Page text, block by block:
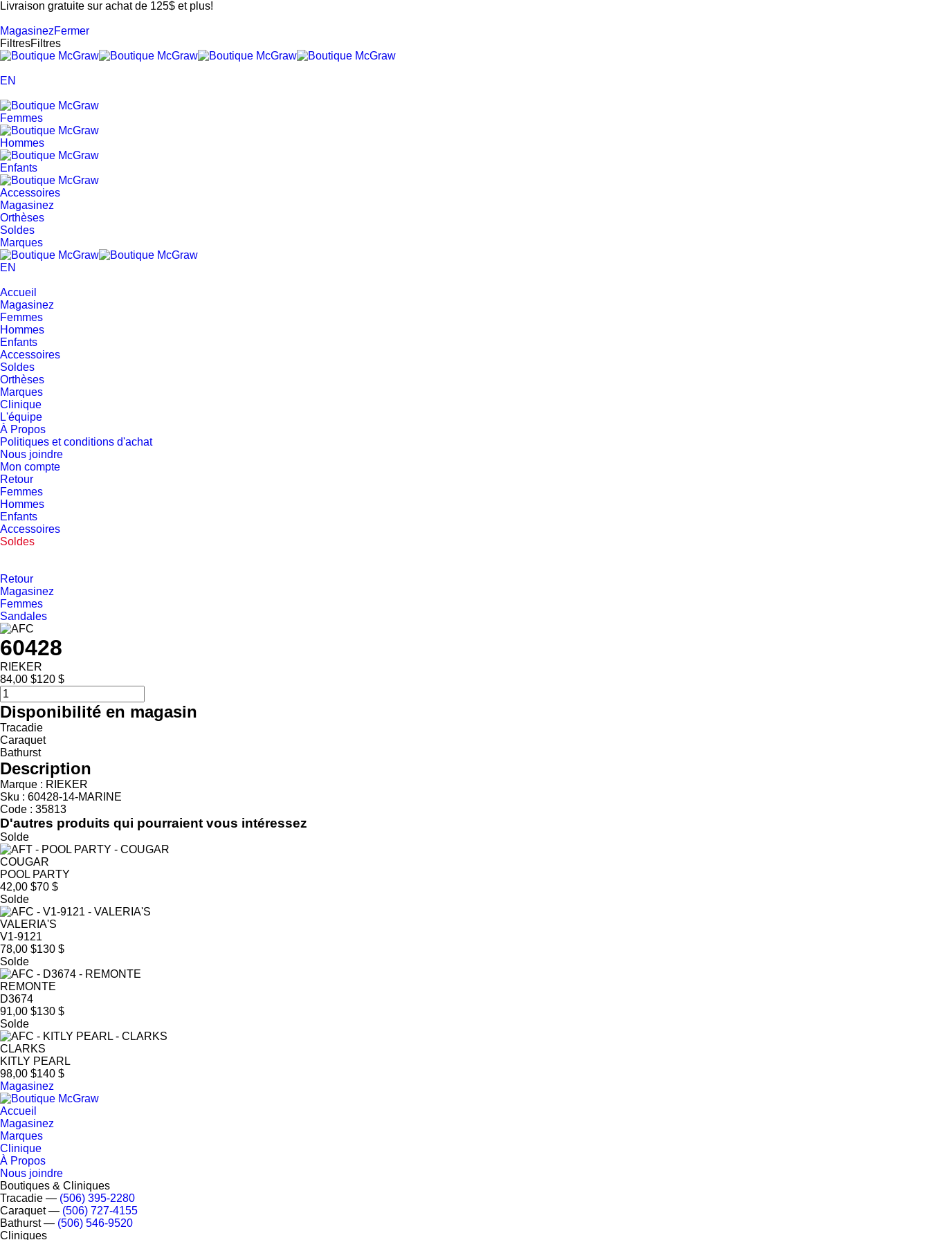
Livraison gratuite sur achat de 125$ et plus!
MagasinezFermer
FiltresFiltres
EN
Femmes
Hommes
Enfants
Accessoires
Magasinez
Orthèses
Soldes
Marques
EN
Accueil
Magasinez
Femmes
Hommes
Enfants
Accessoires
Soldes
Orthèses
Marques
Clinique
L'équipe
À Propos
Politiques et conditions d'achat
Nous joindre
Mon compte
Retour
Femmes
Hommes
Enfants
Accessoires
Soldes
Retour
Magasinez
Femmes
Sandales
60428
RIEKER
84,00 $120 $
Disponibilité en magasin
Tracadie
Caraquet
Bathurst
Description
Marque : RIEKER
Sku : 60428-14-MARINE
Code : 35813
D'autres produits qui pourraient vous intéressez
Solde
COUGAR
POOL PARTY
42,00 $70 $
Solde
VALERIA'S
V1-9121
78,00 $130 $
Solde
REMONTE
D3674
91,00 $130 $
Solde
CLARKS
KITLY PEARL
98,00 $140 $
Magasinez
Accueil
Magasinez
Marques
Clinique
À Propos
Nous joindre
Boutiques & Cliniques
Tracadie ― (506) 395-2280
Caraquet― (506) 727-4155
Bathurst― (506) 546-9520
Cliniques